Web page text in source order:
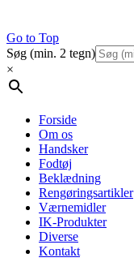
Go to Top
Søg (min. 2 tegn)
×
Forside
Om os
Handsker
Fodtøj
Beklædning
Rengøringsartikler
Værnemidler
IK-Produkter
Diverse
Kontakt